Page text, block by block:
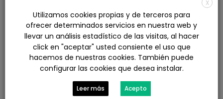
julio 2026
junio 2026
mayo 2026
abril 2026
marzo 2026
febrero 2026
enero 2026
diciembre 2025
noviembre 2025
X
Utilizamos cookies propias y de terceros para
ofrecer determinados servicios en nuestra web y
llevar un análisis estadístico de las visitas, al hacer
click en "aceptar" usted consiente el uso que
hacemos de nuestras cookies. También puede
configurar las cookies que desea instalar.
Leer más Acepto